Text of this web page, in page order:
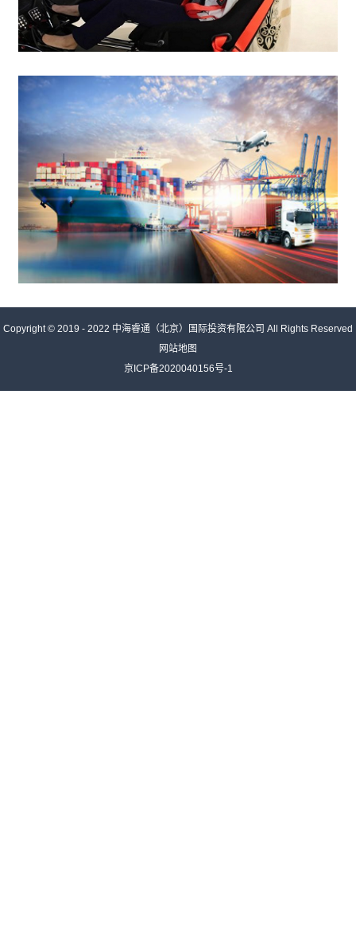
Copyright © 2019 - 2022 中海睿通（北京）国际投资有限公司 All Rights Reserved
网站地图
京ICP备2020040156号-1